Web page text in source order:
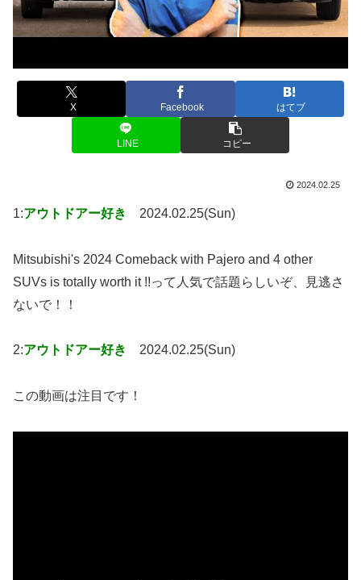
X Facebook はてブ
LINE コピー
2024.02.25
1:アウトドアー好き 2024.02.25(Sun)
Mitsubishi's 2024 Comeback with Pajero and 4 other
SUVs is totally worth it !!って人気で話題らしいぞ、見逃さ
ないで！！
2:アウトドアー好き 2024.02.25(Sun)
この動画は注目です！